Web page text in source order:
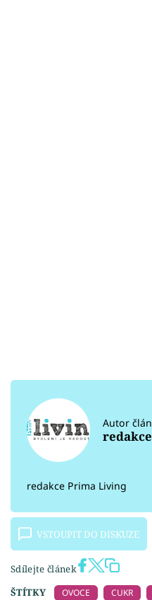
Autor
redakce Prima Living
VSTOUPIT DO DISKUZE
Sdílejte článek
ŠTÍTKY
OVOCE CUKR